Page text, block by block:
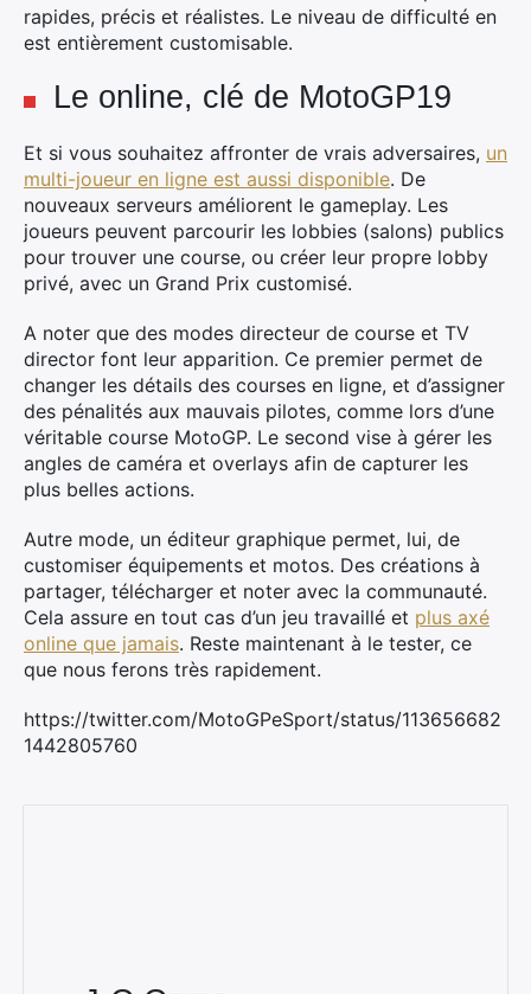
rapides, précis et réalistes. Le niveau de difficulté en
est entièrement customisable.
Le online, clé de MotoGP19
Et si vous souhaitez affronter de vrais adversaires, un
multi-joueur en ligne est aussi disponible. De
nouveaux serveurs améliorent le gameplay. Les
joueurs peuvent parcourir les lobbies (salons) publics
pour trouver une course, ou créer leur propre lobby
privé, avec un Grand Prix customisé.
A noter que des modes directeur de course et TV
director font leur apparition. Ce premier permet de
changer les détails des courses en ligne, et d’assigner
des pénalités aux mauvais pilotes, comme lors d’une
véritable course MotoGP. Le second vise à gérer les
angles de caméra et overlays afin de capturer les
plus belles actions.
Autre mode, un éditeur graphique permet, lui, de
customiser équipements et motos. Des créations à
partager, télécharger et noter avec la communauté.
Cela assure en tout cas d’un jeu travaillé et plus axé
online que jamais. Reste maintenant à le tester, ce
que nous ferons très rapidement.
https://twitter.com/MotoGPeSport/status/113656682
1442805760
: